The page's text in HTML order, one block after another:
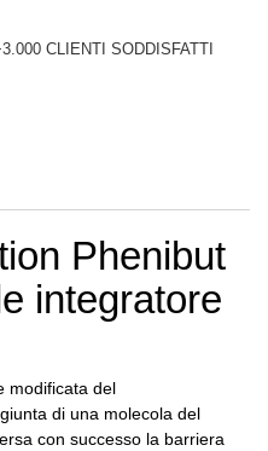
CLIENTI SODDISFATTI
Phenibut
integratore
modificata del
di una molecola del
con successo la barriera